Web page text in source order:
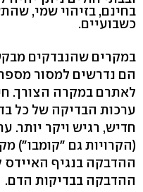
בחינם, בזיהוי שמי,
כשבועיים.
במקרים שהנבדקים
הם נדרשים למסור מספר
לאתרם במקרה הצורך.
ערכות הבדיקה של כל
חדיש, רגיש ויקר יותר.
(הקרויות גם "קומבו")
ההדבקה בנגיף האיידס
ההדבקה בבדיקות הדם.